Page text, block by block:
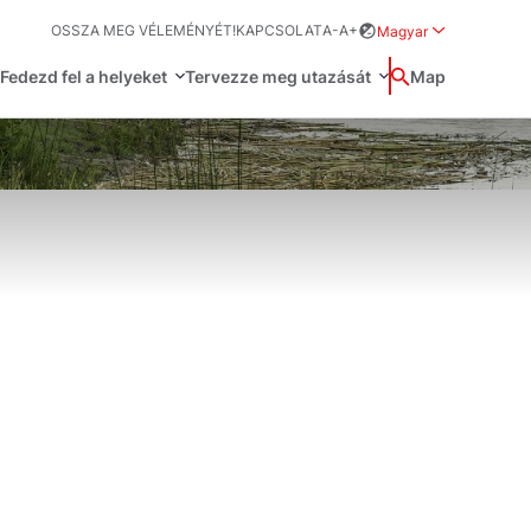
OSSZA MEG VÉLEMÉNYÉT!KAPCSOLATA-A+
Magyar
Fedezd fel a helyeket Tervezze meg utazását Wyszukaj
Map
Français